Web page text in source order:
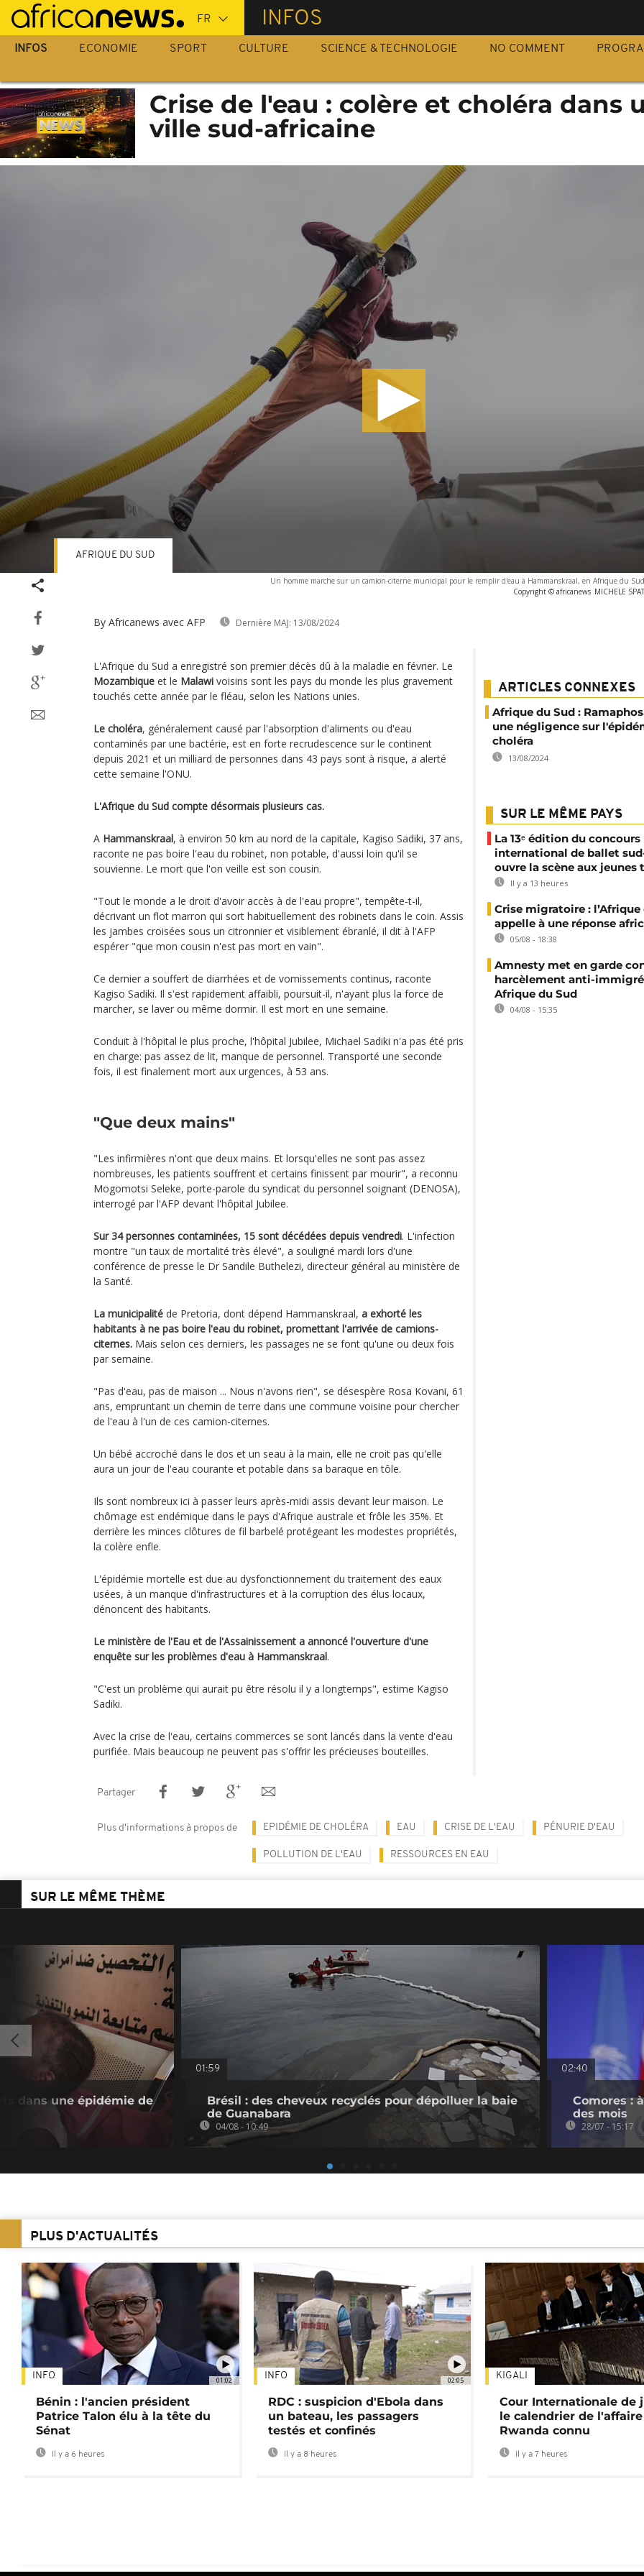
Passer
au
contenu
INFOS
INFOS ECONOMIE SPORT CULTURE SCIENCE & TECHNOLOGIE NO COMMENT
Crise de l'eau : colère et choléra dans
ville sud-africaine
Un homme marche sur un camion-citerne municipal pour le remplir d'eau à Hammanskraal, en Afrique du
Copyright © africanews MICHELE
By Africanews avec AFP Dernière MAJ: 13/08/2024
AFRIQUE DU SUD
L'Afrique du Sud a enregistré son premier décès dû à la maladie en février. Le
Mozambique et le Malawi voisins sont les pays du monde les plus gravement
touchés cette année par le fléau, selon les Nations unies.
Le choléra, généralement causé par l'absorption d'aliments ou d'eau
contaminés par une bactérie, est en forte recrudescence sur le continent
depuis 2021 et un milliard de personnes dans 43 pays sont à risque, a alerté
cette semaine l'ONU.
L'Afrique du Sud compte désormais plusieurs cas.
A Hammanskraal, à environ 50 km au nord de la capitale, Kagiso Sadiki, 37 ans,
raconte ne pas boire l'eau du robinet, non potable, d'aussi loin qu'il se
souvienne. Le mort que l'on veille est son cousin.
"Tout le monde a le droit d'avoir accès à de l'eau propre", tempête-t-il,
décrivant un flot marron qui sort habituellement des robinets dans le coin. Assis
les jambes croisées sous un citronnier et visiblement ébranlé, il dit à l'AFP
espérer "que mon cousin n'est pas mort en vain".
Ce dernier a souffert de diarrhées et de vomissements continus, raconte
Kagiso Sadiki. Il s'est rapidement affaibli, poursuit-il, n'ayant plus la force de
marcher, se laver ou même dormir. Il est mort en une semaine.
Conduit à l'hôpital le plus proche, l'hôpital Jubilee, Michael Sadiki n'a pas été pris
en charge: pas assez de lit, manque de personnel. Transporté une seconde
fois, il est finalement mort aux urgences, à 53 ans.
"Que deux mains"
"Les infirmières n'ont que deux mains. Et lorsqu'elles ne sont pas assez
nombreuses, les patients souffrent et certains finissent par mourir", a reconnu
Mogomotsi Seleke, porte-parole du syndicat du personnel soignant (DENOSA),
interrogé par l'AFP devant l'hôpital Jubilee.
Sur 34 personnes contaminées, 15 sont décédées depuis vendredi. L'infection
montre "un taux de mortalité très élevé", a souligné mardi lors d'une
conférence de presse le Dr Sandile Buthelezi, directeur général au ministère de
la Santé.
La municipalité de Pretoria, dont dépend Hammanskraal, a exhorté les
habitants à ne pas boire l'eau du robinet, promettant l'arrivée de camions-
citernes. Mais selon ces derniers, les passages ne se font qu'une ou deux fois
par semaine.
"Pas d'eau, pas de maison ... Nous n'avons rien", se désespère Rosa Kovani, 61
ans, empruntant un chemin de terre dans une commune voisine pour chercher
de l'eau à l'un de ces camion-citernes.
Un bébé accroché dans le dos et un seau à la main, elle ne croit pas qu'elle
aura un jour de l'eau courante et potable dans sa baraque en tôle.
Ils sont nombreux ici à passer leurs après-midi assis devant leur maison. Le
chômage est endémique dans le pays d'Afrique australe et frôle les 35%. Et
derrière les minces clôtures de fil barbelé protégeant les modestes propriétés,
la colère enfle.
L'épidémie mortelle est due au dysfonctionnement du traitement des eaux
usées, à un manque d'infrastructures et à la corruption des élus locaux,
dénoncent des habitants.
Le ministère de l'Eau et de l'Assainissement a annoncé l'ouverture d'une
enquête sur les problèmes d'eau à Hammanskraal.
"C'est un problème qui aurait pu être résolu il y a longtemps", estime Kagiso
Sadiki.
Avec la crise de l'eau, certains commerces se sont lancés dans la vente d'eau
purifiée. Mais beaucoup ne peuvent pas s'offrir les précieuses bouteilles.
ARTICLES CONNEXES
Afrique du Sud :
une négligence sur
choléra
13/08/2024
SUR LE MÊME PAYS
La 13ᵉ édition du concours
international de ballet
ouvre la scène aux jeunes
Il y a 13 heures
Crise migratoire : l’Afrique
appelle à une réponse
05/08 - 18:38
Amnesty met en garde
harcèlement anti-
Afrique du Sud
04/08 - 15:35
Partager
Plus d'informations à propos de EPIDÉMIE DE CHOLÉRA EAU CRISE DE L'EAU PÉNURIE D'EAU
POLLUTION DE L'EAU RESSOURCES EN EAU
SUR LE MÊME THÈME
dans une épidémie de
01:59
Brésil : des cheveux recyclés pour dépolluer la baie
de Guanabara
04/08 - 10:49
02:40
Comores :
des mois
28/07 - 15:17
PLUS D'ACTUALITÉS
01:02
INFO
Bénin : l'ancien président
Patrice Talon élu à la tête du
Sénat
Il y a 6 heures
02:05
INFO
RDC : suspicion d'Ebola dans
un bateau, les passagers
testés et confinés
Il y a 8 heures
KIGALI
Cour Internationale de
le calendrier de l'affaire
Rwanda connu
Il y a 7 heures